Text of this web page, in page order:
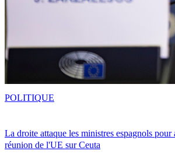
La droite attaque les ministres espagnols pour
réunion de l'UE sur Ceuta
POLITIQUE